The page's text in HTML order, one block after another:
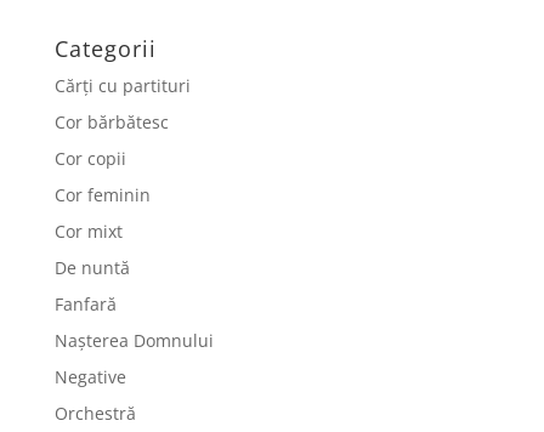
Categorii
Cărți cu partituri
Cor bărbătesc
Cor copii
Cor feminin
Cor mixt
De nuntă
Fanfară
Nașterea Domnului
Negative
Orchestră